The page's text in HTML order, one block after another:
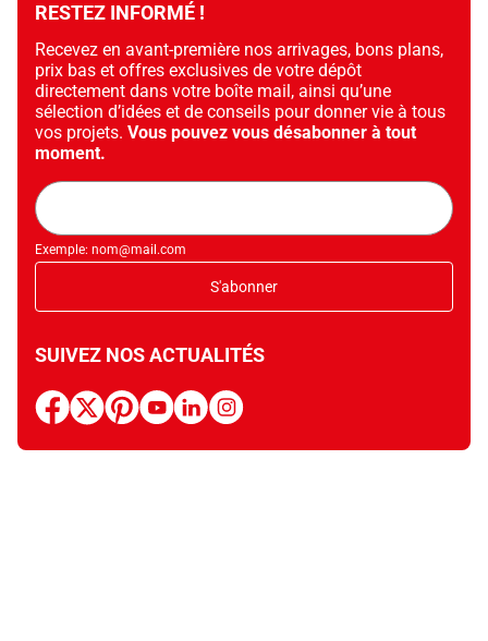
RESTEZ INFORMÉ !
Recevez en avant-première nos arrivages, bons plans,
prix bas et offres exclusives de votre dépôt
directement dans votre boîte mail, ainsi qu’une
sélection d’idées et de conseils pour donner vie à tous
vos projets. Vous pouvez vous désabonner à tout
moment.
Adresse
mail
Exemple: nom@mail.com
S'abonner
SUIVEZ NOS ACTUALITÉS
facebook
x pinterestyoutubelinkedininstagram